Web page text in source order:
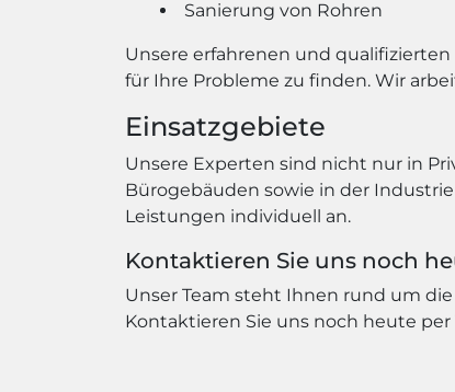
Sanierung von Rohren
Unsere erfahrenen und
für Ihre Probleme zu finden. Wir
Einsatzgebiete
Unsere Experten sind nicht nur in
Bürogebäuden sowie in der
Leistungen individuell an.
Kontaktieren Sie uns noch
Unser Team steht Ihnen rund um
Kontaktieren Sie uns noch heute per